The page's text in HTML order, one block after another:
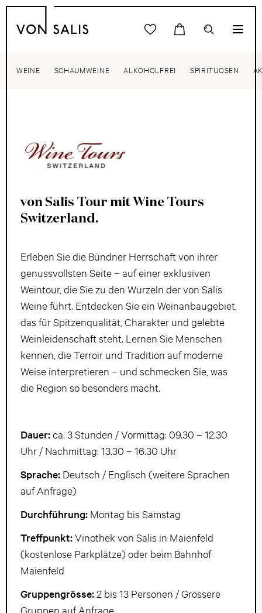
WEINE SCHAUMWEINE ALKOHOLFREI SPIRITUOSEN
von Salis Tour mit Wine Tours
Switzerland.
Erleben Sie die Bündner Herrschaft von ihrer
genussvollsten Seite – auf einer exklusiven
Weintour, die Sie zu den Wurzeln der von Salis
Weine führt. Entdecken Sie ein Weinanbaugebiet,
das für Spitzenqualität, Charakter und gelebte
Weinleidenschaft steht. Lernen Sie Menschen
kennen, die Terroir und Tradition auf moderne
Weise interpretieren – und schmecken Sie, was
die Region so besonders macht.
Dauer:ca. 3 Stunden / Vormittag: 09.30 – 12.30
Uhr / Nachmittag: 13.30 – 16.30 Uhr
Sprache: Deutsch / Englisch (weitere Sprachen
auf Anfrage)
Durchführung: Montag bis Samstag
Treffpunkt:Vinothek von Salis in Maienfeld
(kostenlose Parkplätze) oder beim Bahnhof
Maienfeld
Gruppengrösse:2 bis 13 Personen / Grössere
Gruppen auf Anfrage